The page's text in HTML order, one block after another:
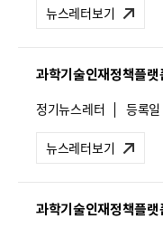
레
터
유
형
:
뉴스레터보기
과학기술인재정책플
뉴
레
터
유
형
:
정기뉴스레터 등록일
뉴스레터보기
과학기술인재정책플